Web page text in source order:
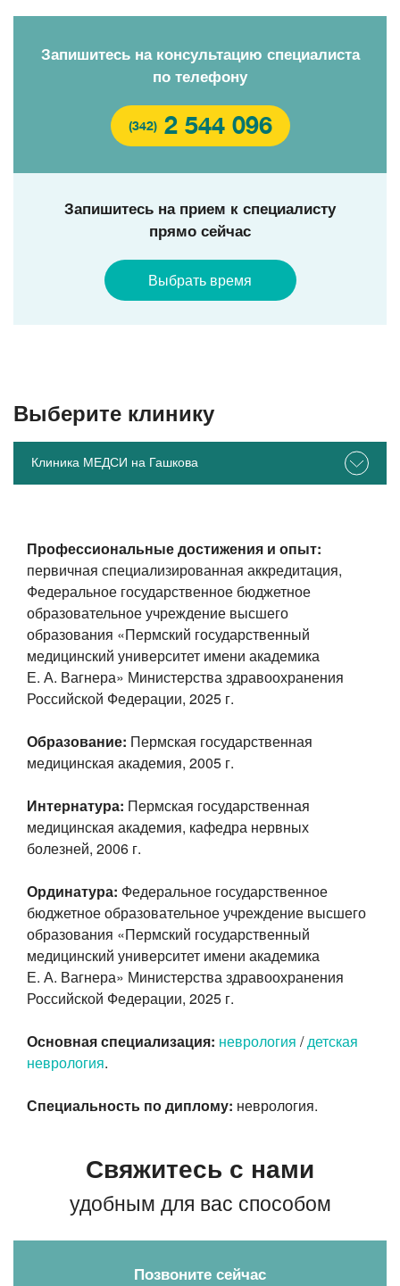
Запишитесь на консультацию специалиста
по телефону
(342) 2 544 096
Запишитесь на прием к специалисту
прямо сейчас
Выбрать время
Выберите клинику
Клиника МЕДСИ на Гашкова
Профессиональные достижения и опыт:
первичная специализированная аккредитация,
Федеральное государственное бюджетное
образовательное учреждение высшего
образования «Пермский государственный
медицинский университет имени академика
Е. А. Вагнера» Министерства здравоохранения
Российской Федерации, 2025 г.
Образование: Пермская государственная
медицинская академия, 2005 г.
Интернатура: Пермская государственная
медицинская академия, кафедра нервных
болезней, 2006 г.
Ординатура: Федеральное государственное
бюджетное образовательное учреждение высшего
образования «Пермский государственный
медицинский университет имени академика
Е. А. Вагнера» Министерства здравоохранения
Российской Федерации, 2025 г.
Основная специализация: неврология /детская
неврология.
Специальность по диплому: неврология.
Свяжитесь с нами
удобным для вас способом
Позвоните сейчас